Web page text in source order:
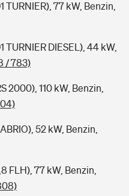
TURNIER), 77 kW, Benzin,
TURNIER DIESEL), 44 kW,
/ 783)
2000), 110 kW, Benzin,
52 kW, Benzin,
FLH), 77 kW, Benzin,